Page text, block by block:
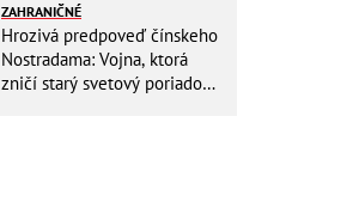
do kuchyne
ZAHRANIČNÉ
Hrozivá predpoveď čínskeho
Nostradama: Vojna, ktorá
zničí starý svetový poriadok!